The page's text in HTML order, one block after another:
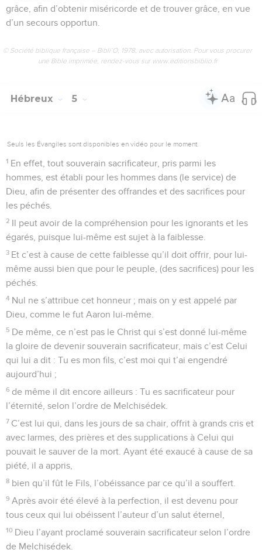
grâce, afin d’obtenir miséricorde et de trouver grâce, en vue
d’un secours opportun.
© Société biblique française – Bibli’O, 1978, avec autorisation. Pour vous procurer
une Bible imprimée, rendez-vous sur www.editionsbiblio.fr
Hébreux 5
Seuls les Évangiles sont disponibles en vidéo pour le moment.
1 En effet, tout souverain sacrificateur, pris parmi les
hommes, est établi pour les hommes dans (le service) de
Dieu, afin de présenter des offrandes et des sacrifices pour
les péchés.
2 Il peut avoir de la compréhension pour les ignorants et les
égarés, puisque lui-même est sujet à la faiblesse.
3 Et c’est à cause de cette faiblesse qu’il doit offrir, pour lui-
même aussi bien que pour le peuple, (des sacrifices) pour les
péchés.
4 Nul ne s’attribue cet honneur ; mais on y est appelé par
Dieu, comme le fut Aaron lui-même.
5 De même, ce n’est pas le Christ qui s’est donné lui-même
la gloire de devenir souverain sacrificateur, mais c’est Celui
qui lui a dit : Tu es mon fils, c’est moi qui t’ai engendré
aujourd’hui ;
6 de même il dit encore ailleurs : Tu es sacrificateur pour
l’éternité, selon l’ordre de Melchisédek.
7 C’est lui qui, dans les jours de sa chair, offrit à grands cris et
avec larmes, des prières et des supplications à Celui qui
pouvait le sauver de la mort. Ayant été exaucé à cause de sa
piété, il a appris,
8 bien qu’il fût le Fils, l’obéissance par ce qu’il a souffert.
9 Après avoir été élevé à la perfection, il est devenu pour
tous ceux qui lui obéissent l’auteur d’un salut éternel,
10 Dieu l’ayant proclamé souverain sacrificateur selon l’ordre
de Melchisédek.